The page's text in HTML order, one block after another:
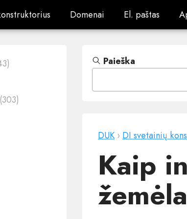
Domenai
Domenai El. paštas
El. paštas
(303)
Paieška
DUK › DI svetainių
Kaip